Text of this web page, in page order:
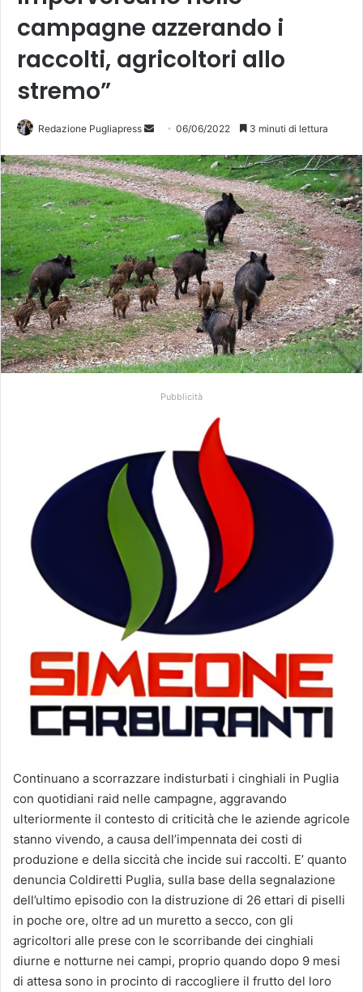
campagne azzerando i
raccolti, agricoltori allo
stremo”
Redazione Pugliapress
v
i
a
u
n
'
e
m
a
i
l
06/06/2022 3 minuti di lettura
Pubblicità
Continuano a scorrazzare indisturbati i cinghiali in Puglia
con quotidiani raid nelle campagne, aggravando
ulteriormente il contesto di criticità che le aziende agricole
stanno vivendo, a causa dell’impennata dei costi di
produzione e della siccità che incide sui raccolti. E’ quanto
denuncia Coldiretti Puglia, sulla base della segnalazione
dell’ultimo episodio con la distruzione di 26 ettari di piselli
in poche ore, oltre ad un muretto a secco, con gli
agricoltori alle prese con le scorribande dei cinghiali
diurne e notturne nei campi, proprio quando dopo 9 mesi
di attesa sono in procinto di raccogliere il frutto del loro